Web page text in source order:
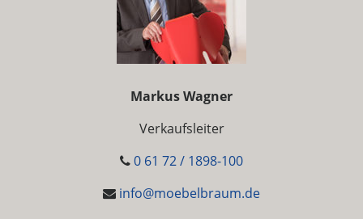
Markus Wagner
Verkaufsleiter
0 61 72 / 1898-100
info@moebelbraum.de